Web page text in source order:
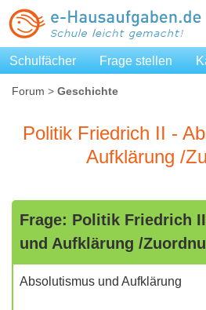
Schulfächer Frage stellen
Forum > Geschichte
Politik Friedrich II -
Aufklärung /
Frage: Politik Friedrich
und Aufklärung /
Absolutismus und Aufklärung